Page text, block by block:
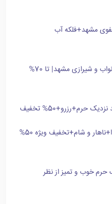
مشهد+فلکه آب
اجاره و لیست سوئیت ها در خیابان نواب و شیرازی مشهد| تا 70%
تخفیف
و شام+تخفیف ویژه 50%
حرم خوب و تمیز از نظر